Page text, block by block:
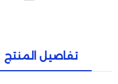
تفاصيل المنتج